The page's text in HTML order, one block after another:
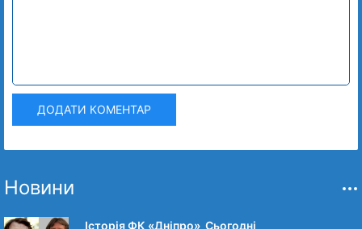
ДОДАТИ КОМЕНТАР
Новини
Історія ФК «Дніпро» Сьогодні